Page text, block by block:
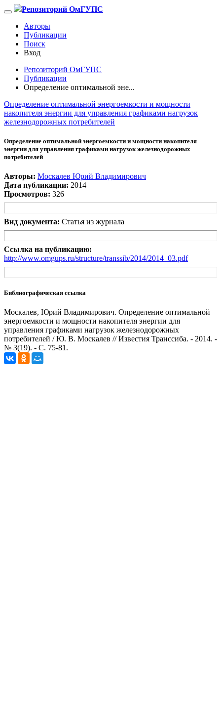
Репозиторий ОмГУПС
Авторы
Публикации
Поиск
Вход
Репозиторий ОмГУПС
Публикации
Определение оптимальной эне...
Определение оптимальной энергоемкости и мощности
накопителя энергии для управления графиками нагрузок
железнодорожных потребителей
Определение оптимальной энергоемкости и мощности накопителя
энергии для управления графиками нагрузок железнодорожных
потребителей
Авторы: Москалев Юрий Владимирович
Дата публикации: 2014
Просмотров: 326
Вид документа: Статья из журнала
Ссылка на публикацию:
http://www.omgups.ru/structure/transsib/2014/2014_03.pdf
Библиографическая ссылка
Москалев, Юрий Владимирович. Определение оптимальной
энергоемкости и мощности накопителя энергии для
управления графиками нагрузок железнодорожных
потребителей / Ю. В. Москалев // Известия Транссиба. - 2014. -
№ 3(19). - С. 75-81.